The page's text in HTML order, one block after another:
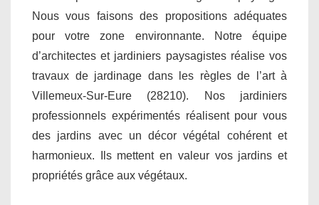
Nous vous faisons des propositions adéquates
pour votre zone environnante. Notre équipe
d’architectes et jardiniers paysagistes réalise vos
travaux de jardinage dans les règles de l’art à
Villemeux-Sur-Eure (28210). Nos jardiniers
professionnels expérimentés réalisent pour vous
des jardins avec un décor végétal cohérent et
harmonieux. Ils mettent en valeur vos jardins et
propriétés grâce aux végétaux.